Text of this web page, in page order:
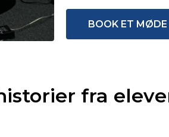
om
om at
BOOK ET MØDE
fra